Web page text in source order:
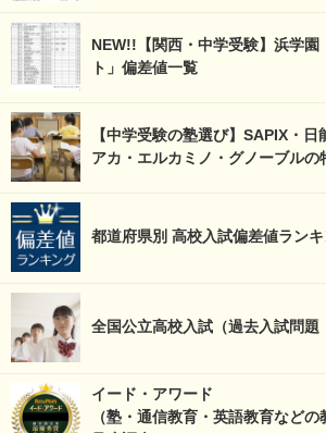
NEW!!【関西・中学受験】浜学園
ト」偏差値一覧
【中学受験の塾選び】SAPIX・
アカ・エルカミノ・グノーブルの
都道府県別 高校入試偏差値ラン
全国公立高校入試（過去入試問題
イード・アワード
（塾・通信教育・英語教育など